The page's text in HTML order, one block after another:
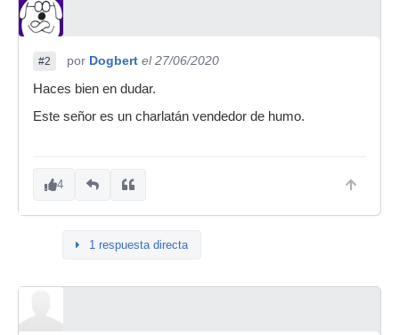
#2 por Dogbert el 27/06/2020
Haces bien en dudar.
Este señor es un charlatán vendedor de humo.
4
1 respuesta directa